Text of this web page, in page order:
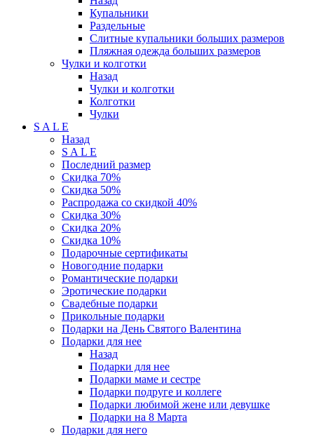
Купальники
Раздельные
Слитные купальники больших размеров
Пляжная одежда больших размеров
Чулки и колготки
Назад
Чулки и колготки
Колготки
Чулки
S A L E
Назад
S A L E
Последний размер
Скидка 70%
Скидка 50%
Распродажа со скидкой 40%
Скидка 30%
Скидка 20%
Скидка 10%
Подарочные сертификаты
Новогодние подарки
Романтические подарки
Эротические подарки
Свадебные подарки
Прикольные подарки
Подарки на День Святого Валентина
Подарки для нее
Назад
Подарки для нее
Подарки маме и сестре
Подарки подруге и коллеге
Подарки любимой жене или девушке
Подарки на 8 Марта
Подарки для него